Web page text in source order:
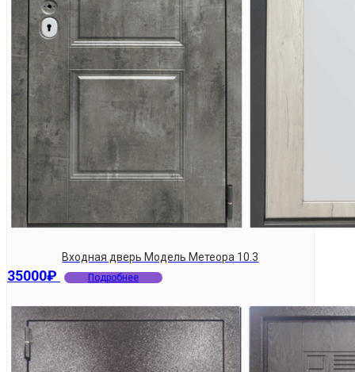
Входная дверь Модель Метеора 10.3
35000₽ Подробнее